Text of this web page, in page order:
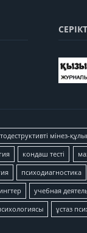
мінез-
кондаш тесті
психодиагностика
учебная
ұстаз